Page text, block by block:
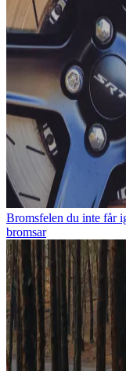
Bromsfelen du inte får
bromsar